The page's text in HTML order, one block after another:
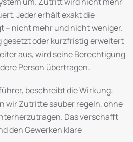
Jeder erhält exakt die
– nicht mehr und nicht weniger.
oder kurzfristig erweitert
aus, wird seine Berechtigung
Person übertragen.
beschreibt die Wirkung:
wir Zutritte sauber regeln, ohne
Das verschafft
den Gewerken klare